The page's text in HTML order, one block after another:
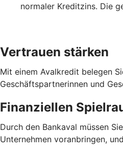
normaler Kreditzins. Die
Vertrauen stärken
Mit einem Avalkredit belegen
Geschäftspartnerinnen und
Finanziellen
Durch den Bankaval müssen
Unternehmen voranbringen,